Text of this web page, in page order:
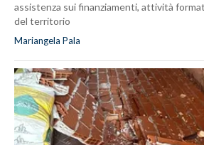
assistenza sui finanziamenti, attività
del territorio
Mariangela Pala